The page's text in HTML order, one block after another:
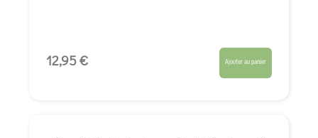
12,95 € Ajouter au panier